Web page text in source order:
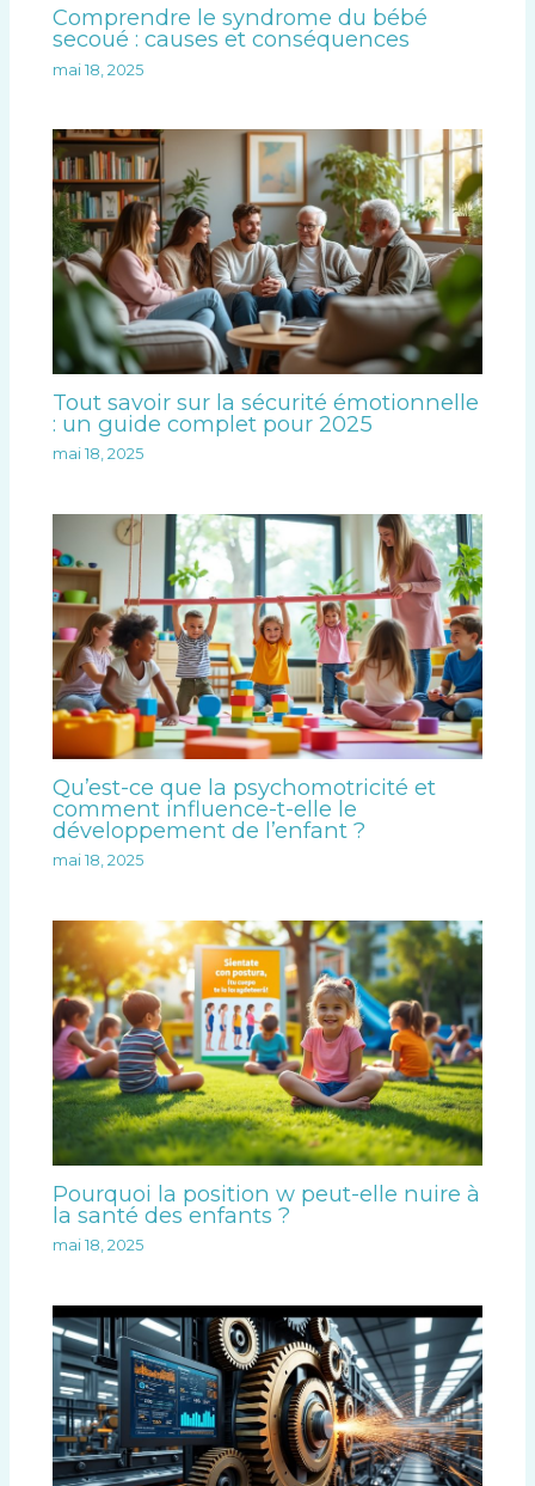
Comprendre le syndrome du bébé
secoué : causes et conséquences
mai 18, 2025
Tout savoir sur la sécurité émotionnelle
: un guide complet pour 2025
mai 18, 2025
Qu’est-ce que la psychomotricité et
comment influence-t-elle le
développement de l’enfant ?
mai 18, 2025
Pourquoi la position w peut-elle nuire à
la santé des enfants ?
mai 18, 2025